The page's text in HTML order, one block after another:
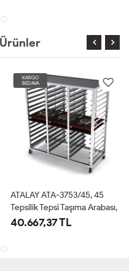
KARGO
BEDAVA
ATALAY ATA-3753/45, 45
Tepsilik Tepsi Taşıma Arabası,
37x53 Cm
40.667,37 TL